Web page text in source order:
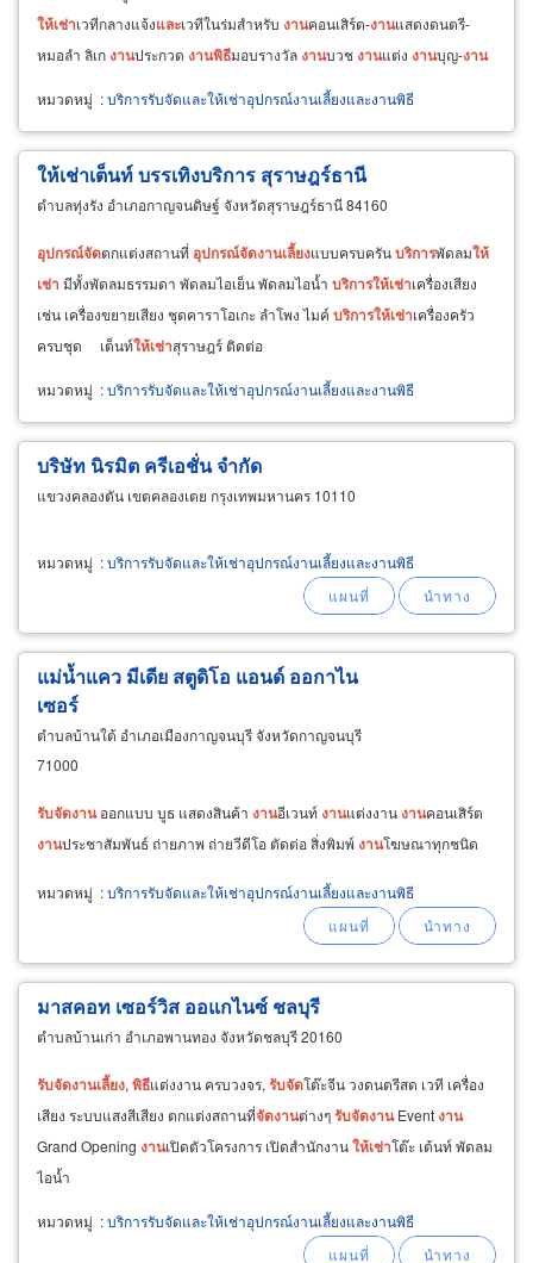
ให้เช่าเวทีกลางแจ้งและเวทีในร่มสำหรับ งานคอนเสิร์ต-งานแสดงดนตรี-
หมอลำ ลิเกงานประกวด งานพิธีมอบรางวัลงานบวชงานแต่ง งานบุญ-งาน
หมวดหมู่ :บริการรับจัดและให้เช่าอุปกรณ์งานเลี้ยงและงานพิธี
ให้เช่าเต็นท์ บรรเทิงบริการ สุราษฎร์ธานี
ตำบลทุ่งรัง อำเภอกาญจนดิษฐ์ จังหวัดสุราษฎร์ธานี 84160
อุปกรณ์จัดตกแต่งสถานที่ อุปกรณ์จัดงานเลี้ยงแบบครบครันบริการพัดลมให้
เช่า มีทั้งพัดลมธรรมดา พัดลมไอเย็น พัดลมไอน้ำ บริการให้เช่าเครื่องเสียง
เช่น เครื่องขยายเสียง ชุดคาราโอเกะ ลำโพง ไมค์บริการให้เช่าเครื่องครัว
ครบชุด เต็นท์ให้เช่าสุราษฎร์ ติดต่อ
หมวดหมู่ :บริการรับจัดและให้เช่าอุปกรณ์งานเลี้ยงและงานพิธี
บริษัท นิรมิต ครีเอชั่น จำกัด
แขวงคลองตัน เขตคลองเตย กรุงเทพมหานคร 10110
หมวดหมู่ :บริการรับจัดและให้เช่าอุปกรณ์งานเลี้ยงและงานพิธี
แม่น้ำแคว มีเดีย สตูดิโอ แอนด์ ออกาไน
เซอร์
ตำบลบ้านใต้ อำเภอเมืองกาญจนบุรี จังหวัดกาญจนบุรี
71000
รับจัดงานออกแบบ บูธ แสดงสินค้า งานอีเวนท์งานแต่งงานงานคอนเสิร์ต
งานประชาสัมพันธ์ ถ่ายภาพ ถ่ายวีดีโอ ตัดต่อ สิ่งพิมพ์งานโฆษณาทุกชนิด
หมวดหมู่ :บริการรับจัดและให้เช่าอุปกรณ์งานเลี้ยงและงานพิธี
มาสคอท เซอร์วิส ออแกไนซ์ ชลบุรี
ตำบลบ้านเก่า อำเภอพานทอง จังหวัดชลบุรี 20160
รับจัดงานเลี้ยง, พิธีแต่งงาน ครบวงจร, รับจัดโต๊ะจีน วงดนตรีสด เวที เครื่อง
เสียง ระบบแสงสีเสียง ตกแต่งสถานที่จัดงานต่างๆรับจัดงานEventงาน
Grand Opening งานเปิดตัวโครงการ เปิดสำนักงานให้เช่าโต๊ะ เต้นท์ พัดลม
ไอน้ำ
หมวดหมู่ :บริการรับจัดและให้เช่าอุปกรณ์งานเลี้ยงและงานพิธี